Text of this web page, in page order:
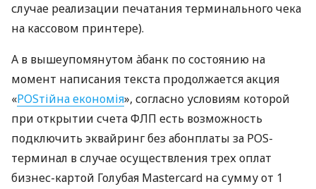
случае реализации печатания терминального чека
на кассовом принтере).
А в вышеупомянутом àбанк по состоянию на
момент написания текста продолжается акция
«POSтійна економія», согласно условиям которой
при открытии счета ФЛП есть возможность
подключить эквайринг без абонплаты за POS-
терминал в случае осуществления трех оплат
бизнес-картой Голубая Mastercard на сумму от 1